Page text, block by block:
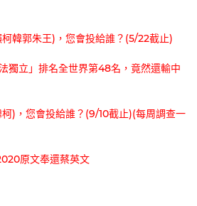
韓郭朱王)，您會投給誰？(5/22截止)
獨立」排名全世界第48名，竟然還輸中
)，您會投給誰？(9/10截止)(每周調查一
原文奉還蔡英文